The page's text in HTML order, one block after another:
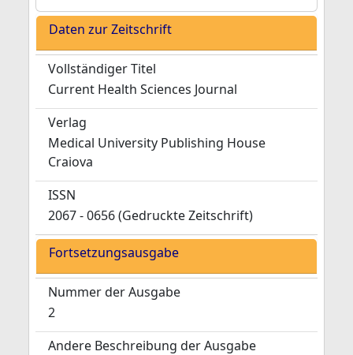
Daten zur Zeitschrift
Vollständiger Titel
Current Health Sciences Journal
Verlag
Medical University Publishing House
Craiova
ISSN
2067 - 0656 (Gedruckte Zeitschrift)
Fortsetzungsausgabe
Nummer der Ausgabe
2
Andere Beschreibung der Ausgabe